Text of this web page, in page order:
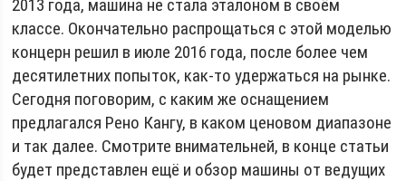
2013 года, машина не стала эталоном в своём
классе. Окончательно распрощаться с этой моделью
концерн решил в июле 2016 года, после более чем
десятилетних попыток, как-то удержаться на рынке.
Сегодня поговорим, с каким же оснащением
предлагался Рено Кангу, в каком ценовом диапазоне
и так далее. Смотрите внимательней, в конце статьи
будет представлен ещё и обзор машины от ведущих